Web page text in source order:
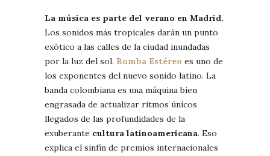
La música es parte del verano en Madrid.
Los sonidos más tropicales darán un punto
exótico a las calles de la ciudad inundadas
por la luz del sol. Bomba Estéreo es uno de
los exponentes del nuevo sonido latino. La
banda colombiana es una máquina bien
engrasada de actualizar ritmos únicos
llegados de las profundidades de la
exuberante cultura latinoamericana. Eso
explica el sinfín de premios internacionales